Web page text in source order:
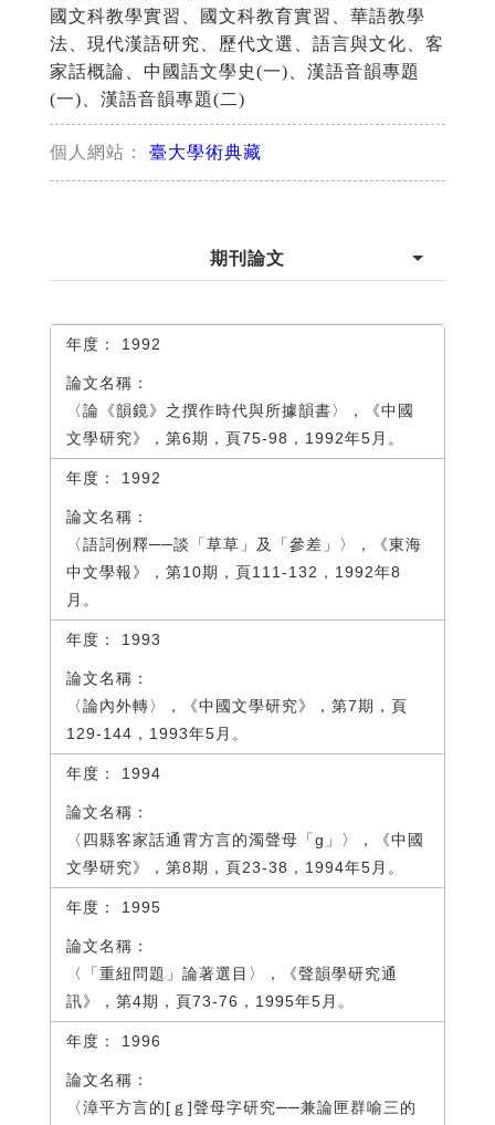
國文科教學實習、國文科教育實習、華語教學
法、現代漢語研究、歷代文選、語言與文化、客
家話概論、中國語文學史(一)、漢語音韻專題
(一)、漢語音韻專題(二)
個人網站： 臺大學術典藏
期刊論文
1992
〈論《韻鏡》之撰作時代與所據韻書〉，《中國
文學研究》，第6期，頁75-98，1992年5月。
1992
〈語詞例釋──談「草草」及「參差」〉，《東海
中文學報》，第10期，頁111-132，1992年8
月。
1993
〈論內外轉〉，《中國文學研究》，第7期，頁
129-144，1993年5月。
1994
〈四縣客家話通霄方言的濁聲母「g」〉，《中國
文學研究》，第8期，頁23-38，1994年5月。
1995
〈「重紐問題」論著選目〉，《聲韻學研究通
訊》，第4期，頁73-76，1995年5月。
1996
〈漳平方言的[ｇ]聲母字研究──兼論匣群喻三的